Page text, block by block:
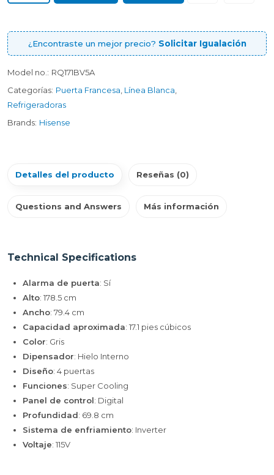
¿Encontraste un mejor precio? Solicitar Igualación
Model no.: RQ171BV5A
Categorías: Puerta Francesa Línea Blanca
Refrigeradoras
Brands: Hisense
Detalles del producto Reseñas (0)
Questions and Answers Más información
Technical Specifications
Alarma de puerta: Sí
Alto: 178.5 cm
Ancho: 79.4 cm
Capacidad aproximada: 17.1 pies cúbicos
Color: Gris
Dipensador: Hielo Interno
Diseño: 4 puertas
Funciones: Super Cooling
Panel de control: Digital
Profundidad: 69.8 cm
Sistema de enfriamiento: Inverter
Voltaje: 115V